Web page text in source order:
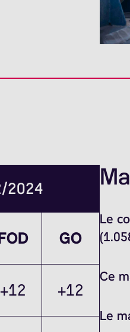
2024
GO
+12 +12
Le
Ce
Le